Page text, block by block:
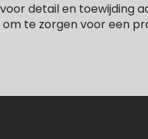
detail en toewijding
te zorgen voor een